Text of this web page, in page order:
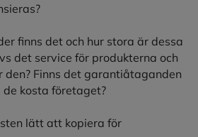
finns det och hur stora är dessa
det service för produkterna och
den? Finns det garantiåtaganden
kosta företaget?
lätt att kopiera för